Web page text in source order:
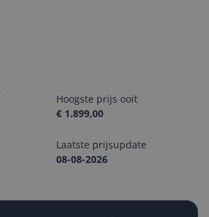
Hoogste prijs ooit
€ 1.899,00
Laatste prijsupdate
08-08-2026